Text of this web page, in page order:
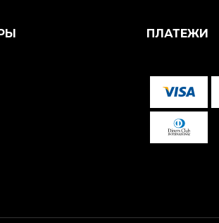
ПЛАТЕЖИ